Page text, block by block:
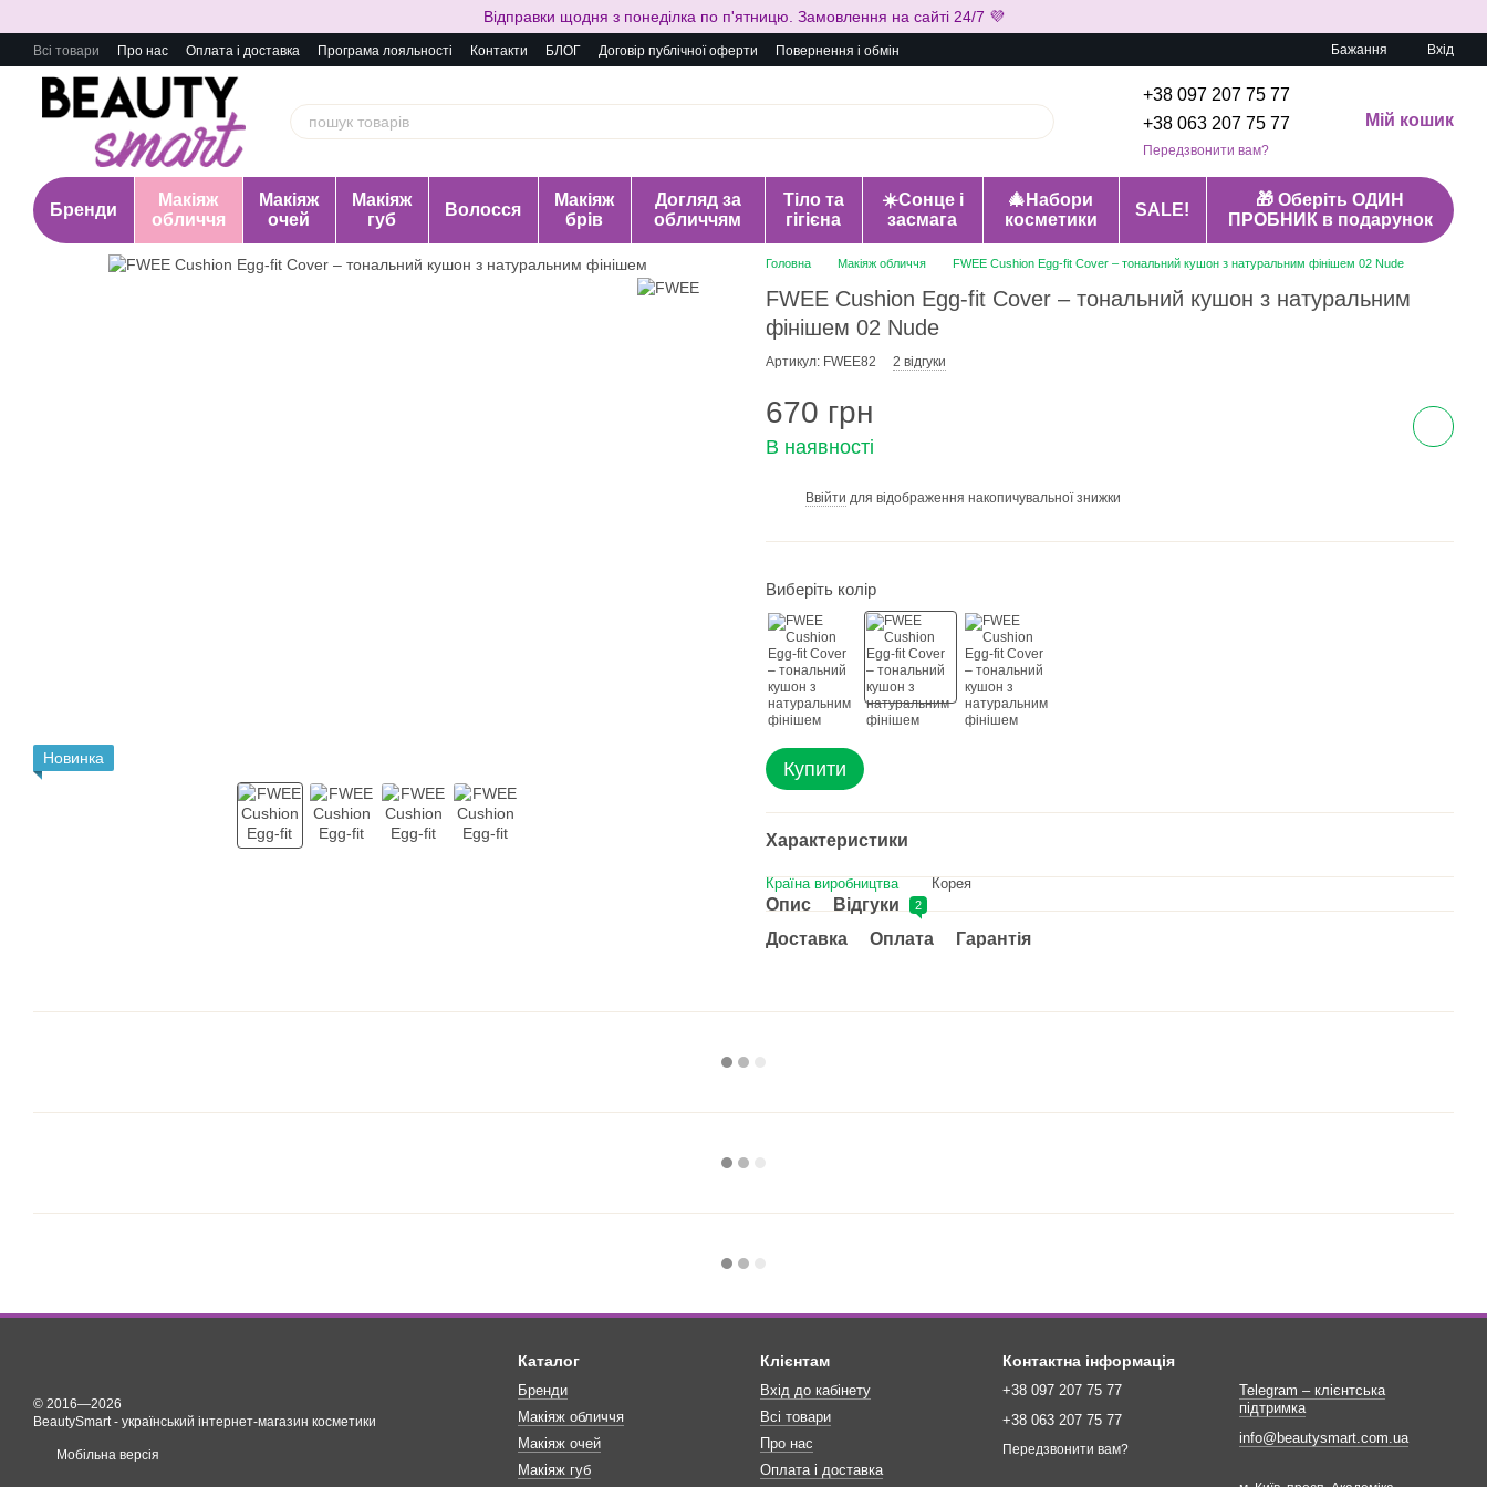
Відправки щодня з понеділка по п'ятницю. Замовлення на сайті 24/7 💜
Всі товари Про нас Оплата і доставка Програма лояльності Контакти БЛОГ Договір публічної оферти Повернення і обмін Бажання Вхід
+38 097 207 75 77
+38 063 207 75 77
Передзвонити вам?
Мій кошик
Бренди
Макіяж
обличчя
Макіяж
очей
Макіяж
губ
Волосся
Макіяж
брів
Догляд за
обличчям
Тіло та
гігієна
☀️Сонце і
засмага
🎄Набори
косметики
SALE!
🎁 Оберіть ОДИН
ПРОБНИК в подарунок
Новинка
Головна Макіяж обличчя FWEE Cushion Egg-fit Cover – тональний кушон з натуральним фінішем 02 Nude
FWEE Cushion Egg-fit Cover – тональний кушон з натуральним
фінішем 02 Nude
Артикул: FWEE82 2 відгуки
670 грн
В наявності
Ввійти для відображення накопичувальної знижки
Виберіть колір
Купити
Характеристики
Країна виробництва Корея
Опис Відгуки 2
Доставка Оплата Гарантія
© 2016—2026
BeautySmart - український інтернет-магазин косметики
Мобільна версія
Каталог
Бренди
Макіяж обличчя
Макіяж очей
Макіяж губ
Клієнтам
Вхід до кабінету
Всі товари
Про нас
Оплата і доставка
Контактна інформація
+38 097 207 75 77
+38 063 207 75 77
Передзвонити вам?
Telegram – клієнтська
підтримка
info@beautysmart.com.ua